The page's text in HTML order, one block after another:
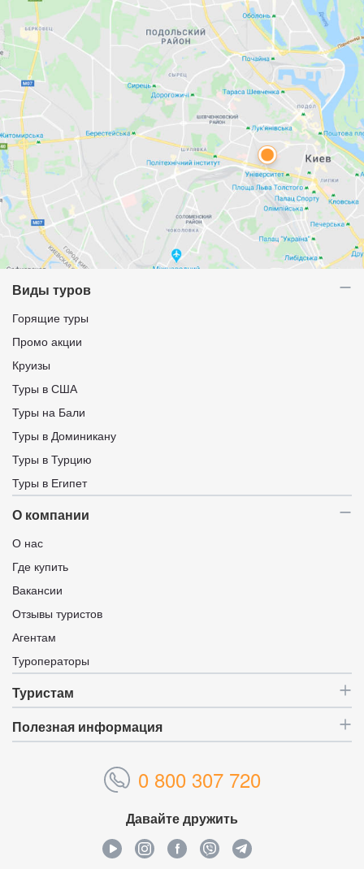
Виды туров
Горящие туры
Промо акции
Круизы
Туры в США
Туры на Бали
Туры в Доминикану
Туры в Турцию
Туры в Египет
О компании
О нас
Где купить
Вакансии
Отзывы туристов
Агентам
Туроператоры
Туристам
Полезная информация
0 800 307 720
Давайте дружить